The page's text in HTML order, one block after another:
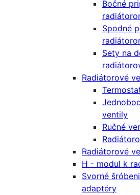
Bočné
Spodné
Sety na
Radiátorové
ventily
Ručné
Radiátorové
H - modul k
Svorné
adaptéry